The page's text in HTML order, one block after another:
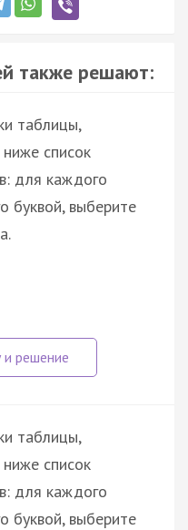
также решают:
таблицы,
список
для каждого
буквой, выберите
таблицы,
список
для каждого
буквой, выберите